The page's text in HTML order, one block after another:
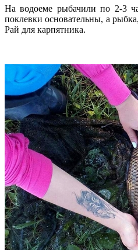
На водоеме рыбачили по 2-3
поклевки основательны, а
Рай для карпятника.